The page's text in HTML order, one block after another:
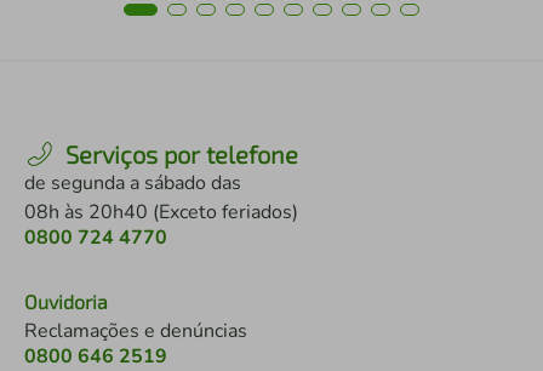
Serviços por telefone
de segunda a sábado das
08h às 20h40 (Exceto feriados)
0800 724 4770
Ouvidoria
Reclamações e denúncias
0800 646 2519